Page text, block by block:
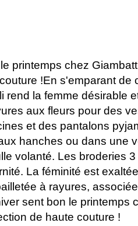
printemps chez
!En s'emparant de
rend la femme désirable
aux fleurs pour des
et des pantalons
hanches ou dans une
volanté. Les broderies
La féminité est
à rayures,
sent bon le printemps
de haute couture !